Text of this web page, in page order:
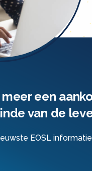
een
van de
EOSL